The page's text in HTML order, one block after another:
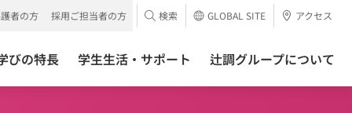
びの特長 学生生活・サポート 辻調グループについて
者の方 採用ご担当者の方 検索 GLOBAL SITE アクセス